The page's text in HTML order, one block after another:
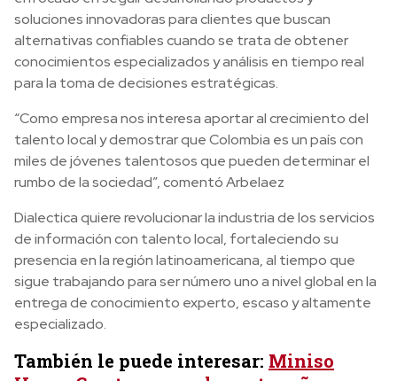
soluciones innovadoras para clientes que buscan
alternativas confiables cuando se trata de obtener
conocimientos especializados y análisis en tiempo real
para la toma de decisiones estratégicas.
“Como empresa nos interesa aportar al crecimiento del
talento local y demostrar que Colombia es un país con
miles de jóvenes talentosos que pueden determinar el
rumbo de la sociedad”, comentó Arbelaez
Dialectica quiere revolucionar la industria de los servicios
de información con talento local, fortaleciendo su
presencia en la región latinoamericana, al tiempo que
sigue trabajando para ser número uno a nivel global en la
entrega de conocimiento experto, escaso y altamente
especializado.
También le puede interesar: Miniso